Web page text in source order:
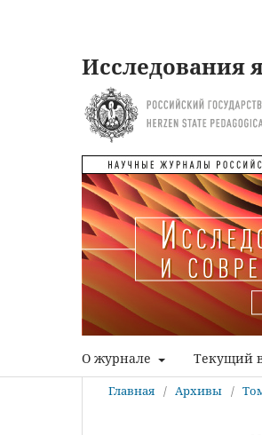
Исследования
О журнале Текущий
Главная / Архивы /